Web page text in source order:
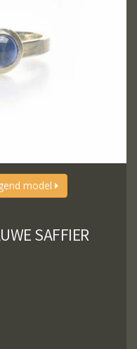
model
SAFFIER